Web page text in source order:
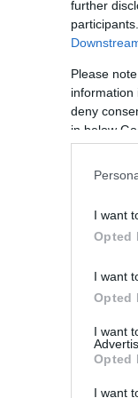
further
Please
information
deny
in below
I want
Opted
I want
Opted
I want
Opted
I want